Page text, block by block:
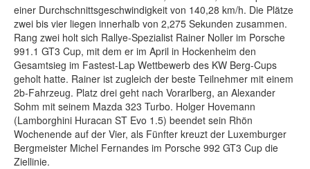
einer Durchschnittsgeschwindigkeit von 140,28 km/h. Die Plätze
zwei bis vier liegen innerhalb von 2,275 Sekunden zusammen.
Rang zwei holt sich Rallye-Spezialist Rainer Noller im Porsche
991.1 GT3 Cup, mit dem er im April in Hockenheim den
Gesamtsieg im Fastest-Lap Wettbewerb des KW Berg-Cups
geholt hatte. Rainer ist zugleich der beste Teilnehmer mit einem
2b-Fahrzeug. Platz drei geht nach Vorarlberg, an Alexander
Sohm mit seinem Mazda 323 Turbo. Holger Hovemann
(Lamborghini Huracan ST Evo 1.5) beendet sein Rhön
Wochenende auf der Vier, als Fünfter kreuzt der Luxemburger
Bergmeister Michel Fernandes im Porsche 992 GT3 Cup die
Ziellinie.